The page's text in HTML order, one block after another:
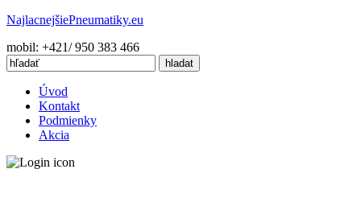
NajlacnejšiePneumatiky.eu
mobil: +421/ 950 383 466
Úvod
Kontakt
Podmienky
Akcia